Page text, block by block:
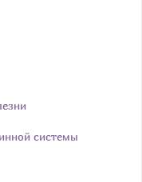
системы